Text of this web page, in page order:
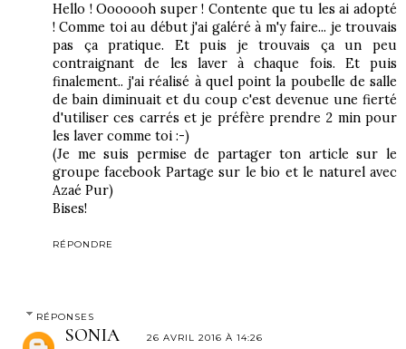
Hello ! Ooooooh super ! Contente que tu les ai adopté
! Comme toi au début j'ai galéré à m'y faire... je trouvais
pas ça pratique. Et puis je trouvais ça un peu
contraignant de les laver à chaque fois. Et puis
finalement.. j'ai réalisé à quel point la poubelle de salle
de bain diminuait et du coup c'est devenue une fierté
d'utiliser ces carrés et je préfère prendre 2 min pour
les laver comme toi :-)
(Je me suis permise de partager ton article sur le
groupe facebook Partage sur le bio et le naturel avec
Azaé Pur)
Bises!
RÉPONDRE
RÉPONSES
SONIA 26 AVRIL 2016 À 14:26